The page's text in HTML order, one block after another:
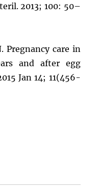
2013; 100: 50–
care in
and after egg
Jan 14; 11(456-